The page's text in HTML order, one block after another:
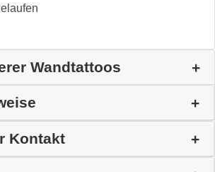
Wandtattoos
Kontakt